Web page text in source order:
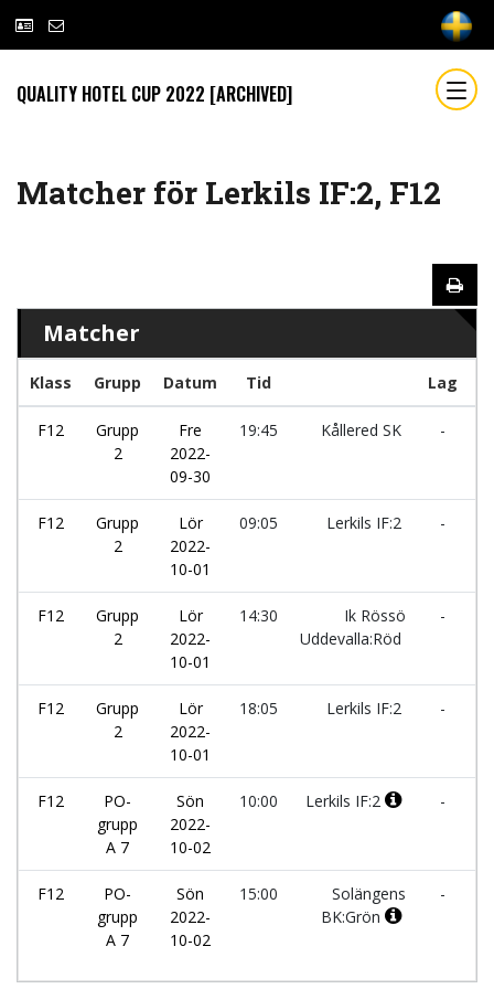
QUALITY HOTEL CUP 2022 [ARCHIVED]
Matcher för Lerkils IF:2, F12
Matcher
Klass Grupp Datum Tid Lag
F12
Grupp
2
Fre
2022-
09-30
19:45 Kållered SK -
F12
Grupp
2
Lör
2022-
10-01
09:05 Lerkils IF:2 -
F12
Grupp
2
Lör
2022-
10-01
14:30
Ik Rössö
Uddevalla:Röd
-
F12
Grupp
2
Lör
2022-
10-01
18:05 Lerkils IF:2 -
F12
PO-
grupp
A 7
Sön
2022-
10-02
10:00 Lerkils IF:2 -
F12
PO-
grupp
A 7
Sön
2022-
10-02
15:00
Solängens
BK:Grön
-